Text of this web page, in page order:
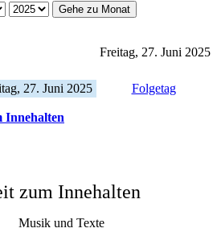
Gehe zu Monat
Freitag, 27. Juni 2025
27. Juni 2025 Folgetag
Innehalten
zum Innehalten
Musik und Texte